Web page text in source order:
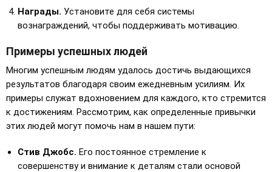
Награды. Установите для себя системы
вознаграждений, чтобы поддерживать мотивацию.
Примеры успешных людей
Многим успешным людям удалось достичь выдающихся
результатов благодаря своим ежедневным усилиям. Их
примеры служат вдохновением для каждого, кто стремится
к достижениям. Рассмотрим, как определенные привычки
этих людей могут помочь нам в нашем пути:
Стив Джобс. Его постоянное стремление к
совершенству и внимание к деталям стали основой